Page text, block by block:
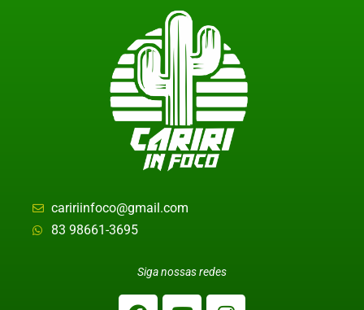
caririinfoco@gmail.com
83 98661-3695
Siga nossas redes